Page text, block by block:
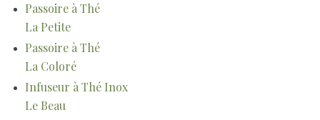
Passoire à Thé
La Petite
Passoire à Thé
La Coloré
Infuseur à Thé Inox
Le Beau